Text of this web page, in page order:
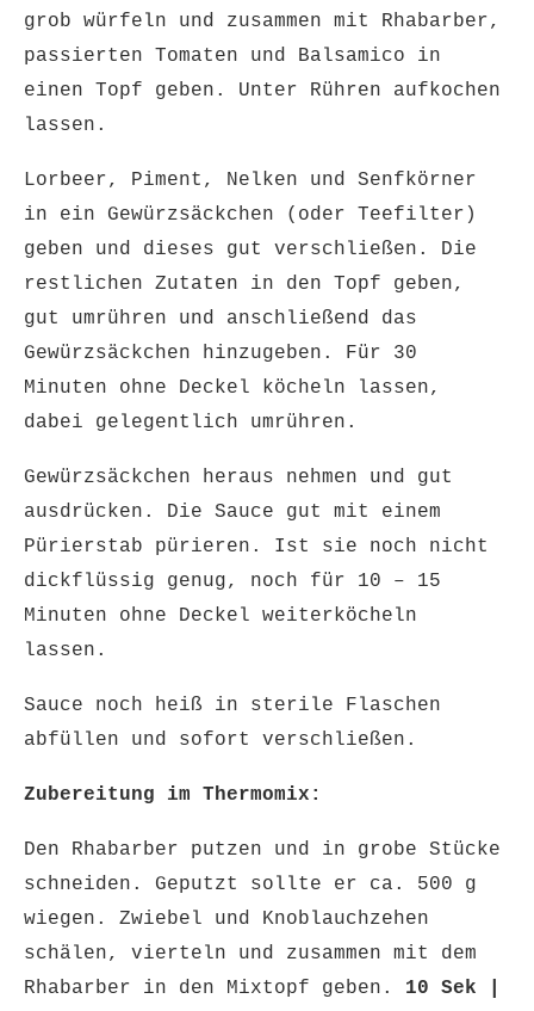
grob würfeln und zusammen mit Rhabarber,
passierten Tomaten und Balsamico in
einen Topf geben. Unter Rühren aufkochen
lassen.
Lorbeer, Piment, Nelken und Senfkörner
in ein Gewürzsäckchen (oder Teefilter)
geben und dieses gut verschließen. Die
restlichen Zutaten in den Topf geben,
gut umrühren und anschließend das
Gewürzsäckchen hinzugeben. Für 30
Minuten ohne Deckel köcheln lassen,
dabei gelegentlich umrühren.
Gewürzsäckchen heraus nehmen und gut
ausdrücken. Die Sauce gut mit einem
Pürierstab pürieren. Ist sie noch nicht
dickflüssig genug, noch für 10 – 15
Minuten ohne Deckel weiterköcheln
lassen.
Sauce noch heiß in sterile Flaschen
abfüllen und sofort verschließen.
Zubereitung im Thermomix:
Den Rhabarber putzen und in grobe Stücke
schneiden. Geputzt sollte er ca. 500 g
wiegen. Zwiebel und Knoblauchzehen
schälen, vierteln und zusammen mit dem
Rhabarber in den Mixtopf geben. 10 Sek |